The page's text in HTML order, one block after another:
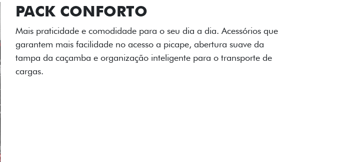
PACK OFF-ROAD
Prepare sua picape para qualquer desafio. O Pack off-road combina
engate de reboque para até 3,5 toneladas, alargadores de para-
lamas e overbumper, oferecendo mais capacidade de reboque,
proteção extra para a carroceria e um visual ainda mais imponente